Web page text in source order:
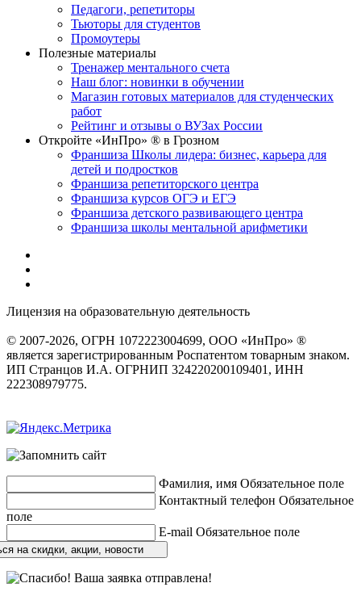
Педагоги, репетиторы
Тьюторы для студентов
Промоутеры
Полезные материалы
Тренажер ментального счета
Наш блог: новинки в обучении
Магазин готовых материалов для студенческих
работ
Рейтинг и отзывы о ВУЗах России
Откройте «ИнПро» ® в Грозном
Франшиза Школы лидера: бизнес, карьера для
детей и подростков
Франшиза репетиторского центра
Франшиза курсов ОГЭ и ЕГЭ
Франшиза детского развивающего центра
Франшиза школы ментальной арифметики
Лицензия на образовательную деятельность
© 2007-2026, ОГРН 1072223004699, ООО «ИнПро» ®
является зарегистрированным Роспатентом товарным знаком.
ИП Странцов И.А. ОГРНИП 324220200109401, ИНН
222308979775.
Фамилия, имя Обязательное поле
Контактный телефон Обязательное
поле
E-mail Обязательное поле
на скидки, акции, новости